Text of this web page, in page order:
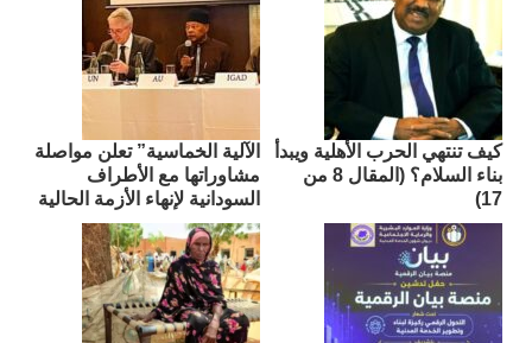
كيف تنتهي الحرب الأهلية ويبدأ
بناء السلام؟ (المقال 8 من
17)
الآلية الخماسية” تعلن مواصلة
مشاوراتها مع الأطراف
السودانية لإنهاء الأزمة الحالية